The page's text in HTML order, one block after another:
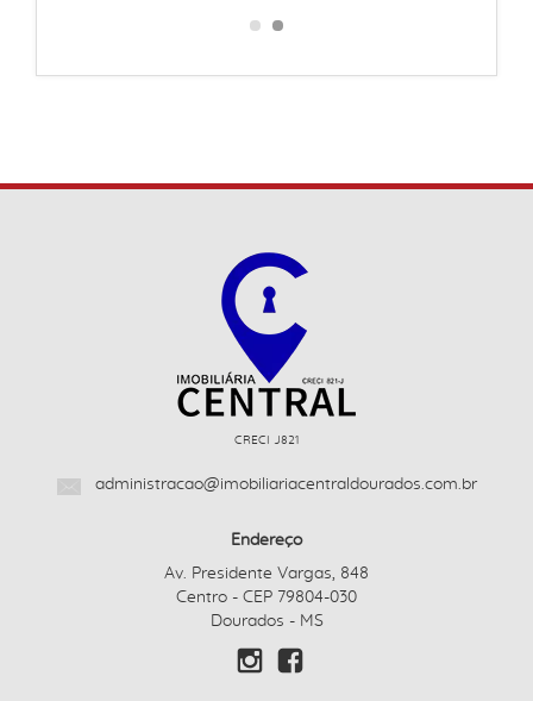
CRECI J821
administracao@imobiliariacentraldourados.com.br
Endereço
Av. Presidente Vargas, 848
Centro - CEP 79804-030
Dourados - MS